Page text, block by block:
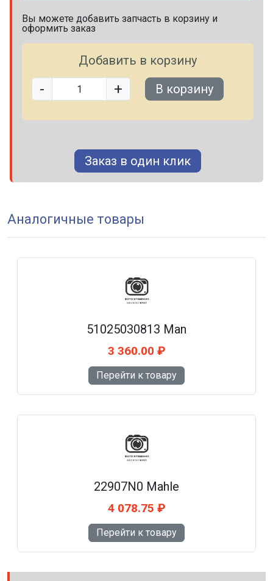
Вы можете добавить запчасть в корзину и
оформить заказ
Добавить в корзину
- + В корзину
Заказ в один клик
Аналогичные товары
51025030813 Man
3 360.00 ₽
Перейти к товару
22907N0 Mahle
4 078.75 ₽
Перейти к товару